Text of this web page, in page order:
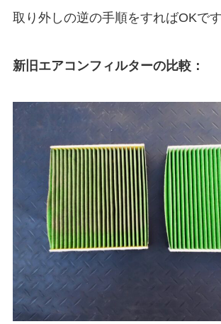
取り外しの逆の手順をすればOKです
新旧エアコンフィルターの比較：